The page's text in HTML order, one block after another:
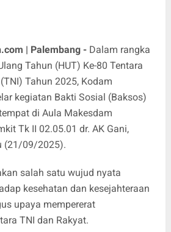
| Palembang - Dalam rangka
Tahun (HUT) Ke-80 Tentara
Tahun 2025, Kodam
kegiatan Bakti Sosial (Baksos)
di Aula Makesdam
Tk II 02.05.01 dr. AK Gani,
(21/09/2025).
salah satu wujud nyata
kesehatan dan kesejahteraan
upaya mempererat
TNI dan Rakyat.